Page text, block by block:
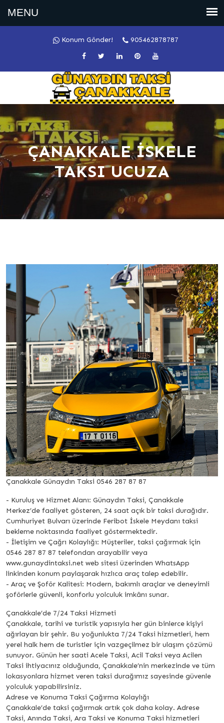
Konum Gönder! 905462878787
ÇANAKKALE İSKELE
TAKSI UCUZA
Çanakkale Günaydın Taksi 0546 287 87 87
- Kuruluş ve Hizmet Alanı: Günaydın Taksi, Çanakkale
Merkez’de faaliyet gösteren, 24 saat açık bir taksi durağıdır.
Cumhuriyet Bulvarı üzerinde Feribot İskele Meydanı taksi
bekleme noktasında faaliyet göstermektedir.
- İletişim ve Çağrı Kolaylığı: Müşteriler, taksi çağırmak için
0546 287 87 87 telefondan arayabilir veya
www.gunaydintaksi.net web sitesi üzerinden WhatsApp
linkinden konum paylaşarak hızlıca araç talep edebilir.
- Araç ve Şoför Kalitesi: Modern, bakımlı araçlar ve deneyimli
şoförlerle güvenli, konforlu yolculuk imkânı sunar.
Çanakkale’de 7/24 Taksi Hizmeti
Çanakkale, tarihi ve turistik yapısıyla her gün binlerce kişiyi
ağırlayan bir şehir. Bu yoğunlukta 7/24 Taksi hizmetleri, hem
yerel halk hem de turistler için vazgeçilmez bir ulaşım çözümü
sunuyor. Günün her saati Acele Taksi, Acil Taksi veya Acilen
Taksi ihtiyacınız olduğunda, Çanakkale’nin merkezinde ve tüm
lokasyonlara hizmet veren taksi durağımız sayesinde güvenle
yolculuk yapabilirsiniz.
Adrese ve Konuma Taksi Çağırma Kolaylığı
Çanakkale’de taksi çağırmak artık çok daha kolay. Adrese
Taksi, Anında Taksi, Ara Taksi ve Konuma Taksi hizmetleri